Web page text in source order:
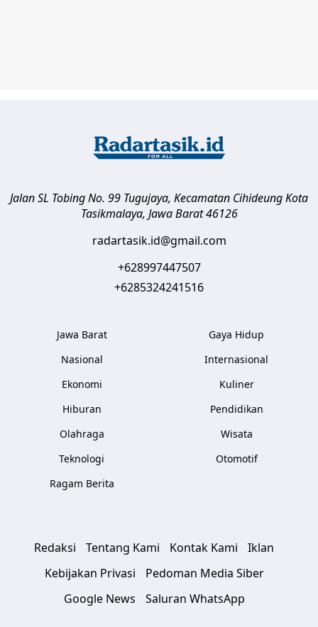
Jalan SL Tobing No. 99 Tugujaya, Kecamatan CihideungKota
Tasikmalaya, Jawa Barat 46126
radartasik.id@gmail.com
+628997447507
+6285324241516
Jawa Barat
Nasional
Ekonomi
Hiburan
Olahraga
Teknologi
Ragam Berita
Gaya Hidup
Internasional
Kuliner
Pendidikan
Wisata
Otomotif
Redaksi Tentang Kami Kontak Kami
Iklan
Kebijakan Privasi
Pedoman Media Siber
Google News
Saluran WhatsApp